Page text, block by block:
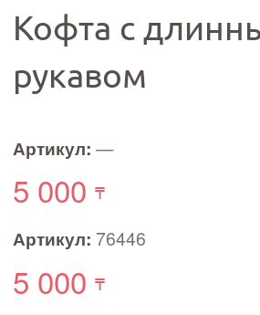
Кофта с
рукавом
Артикул: —
5 000
Артикул: 76446
5 000